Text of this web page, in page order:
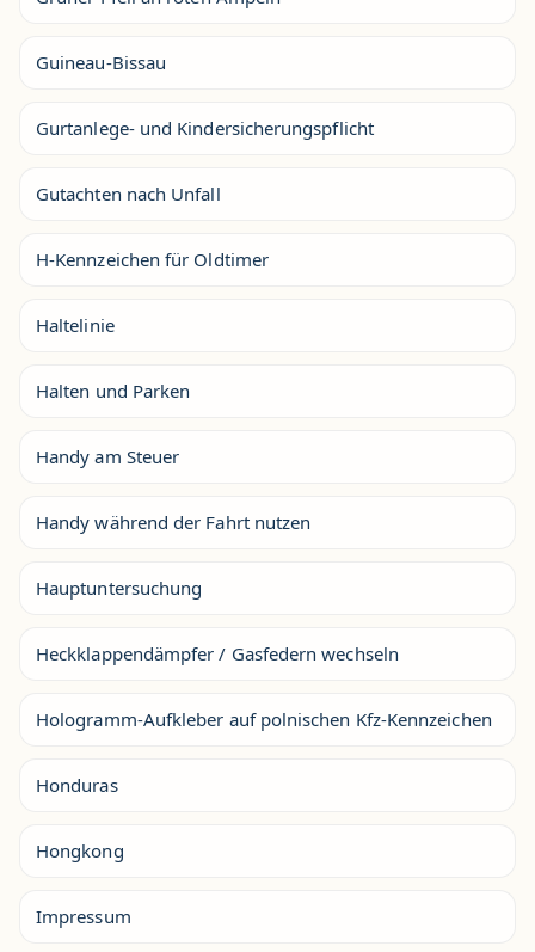
Guineau-Bissau
Gurtanlege- und Kindersicherungspflicht
Gutachten nach Unfall
H-Kennzeichen für Oldtimer
Haltelinie
Halten und Parken
Handy am Steuer
Handy während der Fahrt nutzen
Hauptuntersuchung
Heckklappendämpfer / Gasfedern wechseln
Hologramm-Aufkleber auf polnischen Kfz-Kennzeichen
Honduras
Hongkong
Impressum